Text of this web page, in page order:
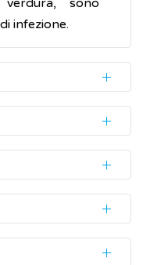
sono
infezione.
l'intestino,
contatto diretto
posate,
persona che
l'ingestione
può causare
accertata
sulla base dei
medica
una terapia